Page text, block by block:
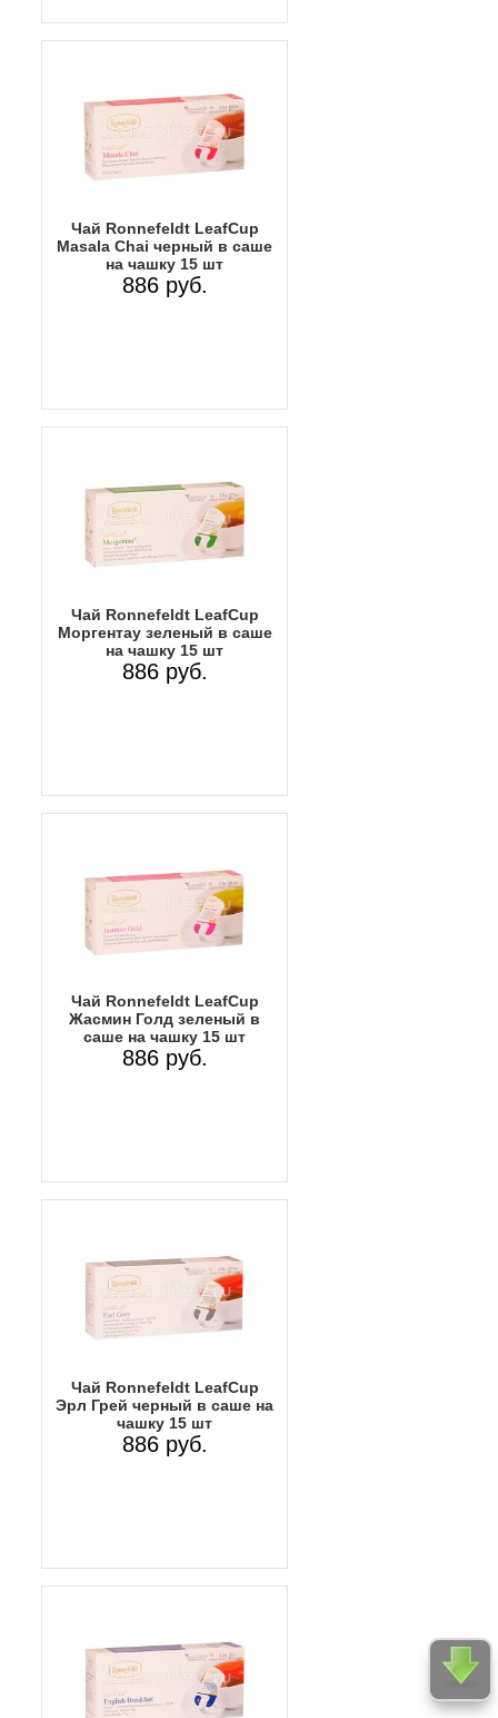
Чай Ronnefeldt LeafCup
Masala Chai черный в саше
на чашку 15 шт
886 руб.
Чай Ronnefeldt LeafCup
Моргентау зеленый в саше
на чашку 15 шт
886 руб.
Чай Ronnefeldt LeafCup
Жасмин Голд зеленый в
саше на чашку 15 шт
886 руб.
Чай Ronnefeldt LeafCup
Эрл Грей черный в саше на
чашку 15 шт
886 руб.